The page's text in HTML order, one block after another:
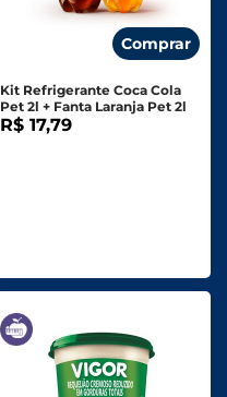
Comprar
Kit Refrigerante Coca Cola
Pet 2l + Fanta Laranja Pet 2l
R$ 17,79